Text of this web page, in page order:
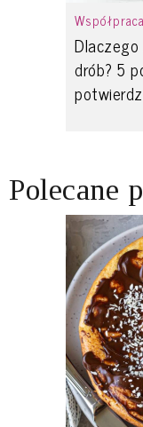
drób? 5
Polecane